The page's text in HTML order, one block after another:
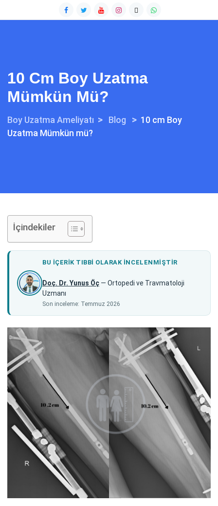
10 Cm Boy Uzatma
Mümkün Mü?
Boy Uzatma Ameliyatı > Blog > 10 cm Boy
Uzatma Mümkün mü?
İçindekiler
BU IÇERIK TIBBI OLARAK INCELENMIŞTIR
Doç. Dr. Yunus Öç — Ortopedi ve Travmatoloji
Uzmanı
Son inceleme: Temmuz 2026